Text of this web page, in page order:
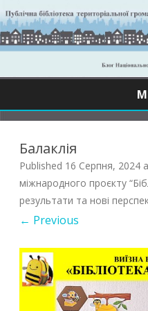
Балаклія
Published 16 Серпня, 2024
міжнародного проєкту
результати та нові
← Previous